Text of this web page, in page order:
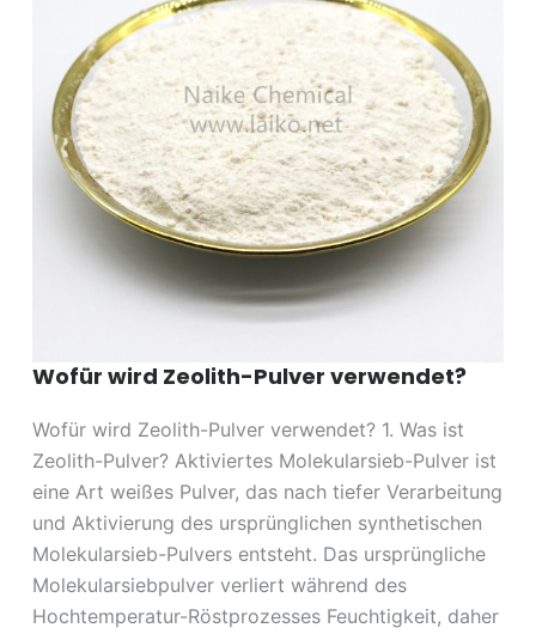
Wofür wird Zeolith-Pulver verwendet?
Wofür wird Zeolith-Pulver verwendet? 1. Was ist
Zeolith-Pulver? Aktiviertes Molekularsieb-Pulver ist
eine Art weißes Pulver, das nach tiefer Verarbeitung
und Aktivierung des ursprünglichen synthetischen
Molekularsieb-Pulvers entsteht. Das ursprüngliche
Molekularsiebpulver verliert während des
Hochtemperatur-Röstprozesses Feuchtigkeit, daher